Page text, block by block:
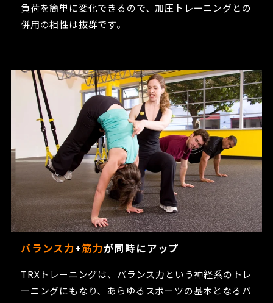
負荷を簡単に変化できるので、加圧トレーニングとの
併用の相性は抜群です。
バランス力+筋力が同時にアップ
TRXトレーニングは、バランス力という神経系のトレ
ーニングにもなり、あらゆるスポーツの基本となるバ